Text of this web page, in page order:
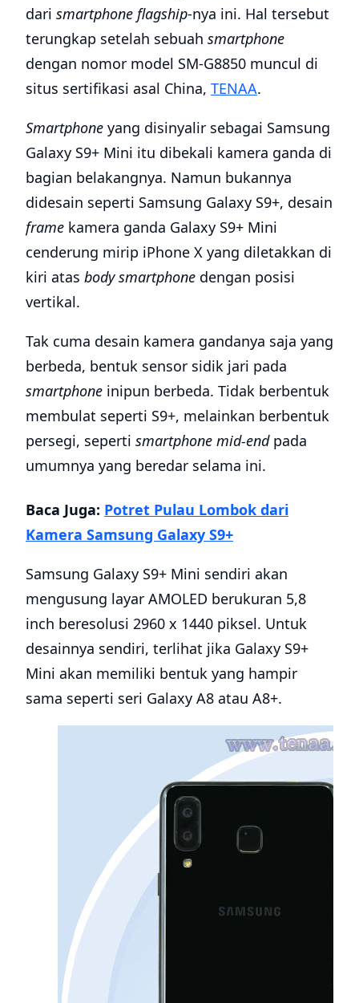
dari smartphone flagship-nya ini. Hal tersebut
terungkap setelah sebuah smartphone
dengan nomor model SM-G8850 muncul di
situs sertifikasi asal China, TENAA.
Smartphone yang disinyalir sebagai Samsung
Galaxy S9+ Mini itu dibekali kamera ganda di
bagian belakangnya. Namun bukannya
didesain seperti Samsung Galaxy S9+, desain
frame kamera ganda Galaxy S9+ Mini
cenderung mirip iPhone X yang diletakkan di
kiri atas body smartphone dengan posisi
vertikal.
Tak cuma desain kamera gandanya saja yang
berbeda, bentuk sensor sidik jari pada
smartphone inipun berbeda. Tidak berbentuk
membulat seperti S9+, melainkan berbentuk
persegi, seperti smartphone mid-endpada
umumnya yang beredar selama ini.
Baca Juga: Potret Pulau Lombok dari
Kamera Samsung Galaxy S9+
Samsung Galaxy S9+ Mini sendiri akan
mengusung layar AMOLED berukuran 5,8
inch beresolusi 2960 x 1440 piksel. Untuk
desainnya sendiri, terlihat jika Galaxy S9+
Mini akan memiliki bentuk yang hampir
sama seperti seri Galaxy A8 atau A8+.